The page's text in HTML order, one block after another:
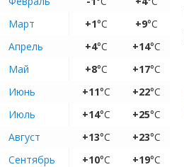
Март
+1°C +9°C
Апрель
+4°C +14°C
Май
+8°C +17°C
Июнь
+11°C +22°C
Июль
+14°C +25°C
Август
+13°C +23°C
Сентябрь
+10°C +19°C